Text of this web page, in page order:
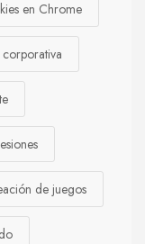
en Chrome
corporativa
de juegos